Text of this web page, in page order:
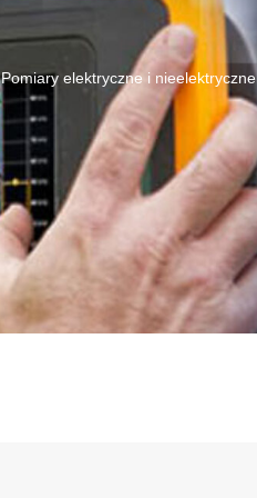
Pomiary elektryczne i nieelektryczne